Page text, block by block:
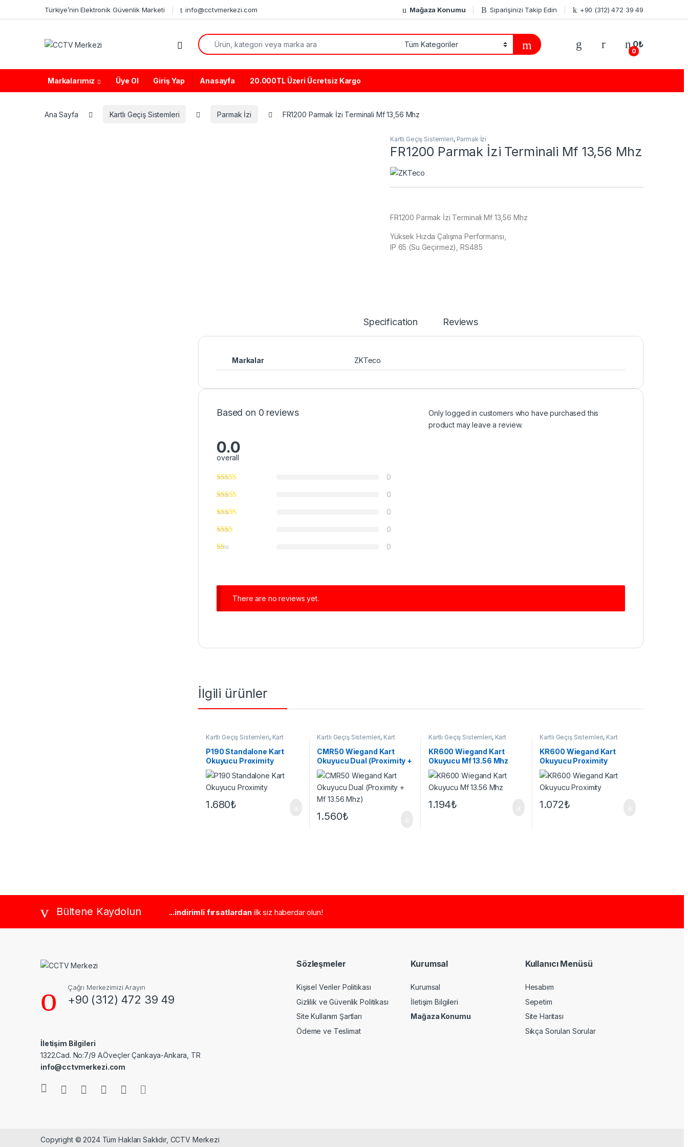
Türkiye’nin Elektronik Güvenlik Marketi info@cctvmerkezi.com Mağaza Konumu Siparişinizi Takip Edin +90 (312) 472 39 49
Search for:
0
0₺
Markalarımız Üye Ol Giriş Yap Anasayfa 20.000TL Üzeri Ücretsiz Kargo
Ana Sayfa Kartlı Geçiş Sistemleri Parmak İzi FR1200 Parmak İzi Terminali Mf 13,56 Mhz
Kartlı Geçiş Sistemleri, Parmak İzi
FR1200 Parmak İzi Terminali Mf 13,56 Mhz
FR1200 Parmak İzi Terminali Mf 13,56 Mhz
Yüksek Hızda Çalışma Performansı,
IP 65 (Su Geçirmez), RS485
Specification Reviews
Markalar ZKTeco
Based on 0 reviews
0.0
overall
0
0
0
0
0
Only logged in customers who have purchased this
product may leave a review.
There are no reviews yet.
İlgili ürünler
Kartlı Geçiş Sistemleri, Kart
Okuyucu
P190 Standalone Kart
Okuyucu Proximity
1.680₺
Kartlı Geçiş Sistemleri, Kart
Okuyucu
CMR50 Wiegand Kart
Okuyucu Dual (Proximity +
Mf 13.56 Mhz)
1.560₺
Kartlı Geçiş Sistemleri, Kart
Okuyucu
KR600 Wiegand Kart
Okuyucu Mf 13.56 Mhz
1.194₺
Kartlı Geçiş Sistemleri, Kart
Okuyucu
KR600 Wiegand Kart
Okuyucu Proximity
1.072₺
Brands CarouselBültene Kaydolun ...indirimli fırsatlardan ilk siz haberdar olun!
Çağrı Merkezimizi Arayın
+90 (312) 472 39 49
İletişim Bilgileri
1322.Cad. No:7/9 A.Öveçler Çankaya-Ankara, TR
info@cctvmerkezi.com
Sözleşmeler
Kişisel Veriler Politikası
Gizlilik ve Güvenlik Politikası
Site Kullanım Şartları
Ödeme ve Teslimat
Kurumsal
Kurumsal
İletişim Bilgileri
Mağaza Konumu
Kullanıcı Menüsü
Hesabım
Sepetim
Site Haritası
Sıkça Sorulan Sorular
Copyright © 2024 Tüm Hakları Saklıdır, CCTV Merkezi